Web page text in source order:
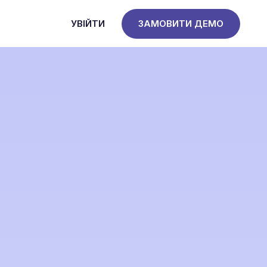
УВІЙТИ ЗАМОВИТИ ДЕМО